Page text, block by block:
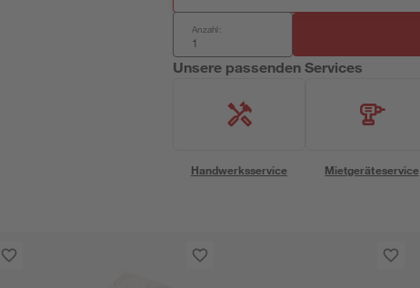
Anzahl:
Unsere passenden Services
Handwerksservice Mietgeräteservice